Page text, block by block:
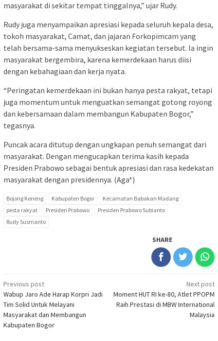
masyarakat di sekitar tempat tinggalnya,” ujar Rudy.
Rudy juga menyampaikan apresiasi kepada seluruh kepala desa,
tokoh masyarakat, Camat, dan jajaran Forkopimcam yang
telah bersama-sama menyukseskan kegiatan tersebut. Ia ingin
masyarakat bergembira, karena kemerdekaan harus diisi
dengan kebahagiaan dan kerja nyata.
“Peringatan kemerdekaan ini bukan hanya pesta rakyat, tetapi
juga momentum untuk menguatkan semangat gotong royong
dan kebersamaan dalam membangun Kabupaten Bogor,”
tegasnya.
Puncak acara ditutup dengan ungkapan penuh semangat dari
masyarakat. Dengan mengucapkan terima kasih kepada
Presiden Prabowo sebagai bentuk apresiasi dan rasa kedekatan
masyarakat dengan presidennya. (Aga*)
Bojong Koneng Kabupaten Bogor
Kecamatan Babakan Madang
pesta rakyat
Presiden Prabowo
Presiden Prabowo Subianto
Rudy Susmanto
SHARE
Post
navigation
Previous post
Wabup Jaro Ade Harap Korpri Jadi
Tim Solid Untuk Melayani
Masyarakat dan Membangun
Kabupaten Bogor
Next post
Moment HUT RI ke-80, Atlet PPOPM
Raih Prestasi di MBW International
Malaysia